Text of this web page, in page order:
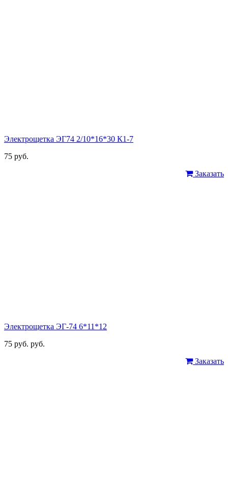
Электрощетка ЭГ74 2/10*16*30 К1-7
75 руб.
Заказать
Электрощетка ЭГ-74 6*11*12
75 руб. руб.
Заказать